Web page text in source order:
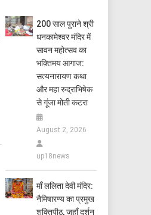
200 साल पुराने श्री
धनकामेश्वर मंदिर में
सावन महोत्सव का
भक्तिमय आगाज:
सत्यनारायण कथा
और महा रुद्राभिषेक
से गूंजा मोती कटरा
August 2, 2026
up18news
​माँ ललिता देवी मंदिर:
नैमिषारण्य का प्रमुख
शक्तिपीठ, जहाँ दर्शन